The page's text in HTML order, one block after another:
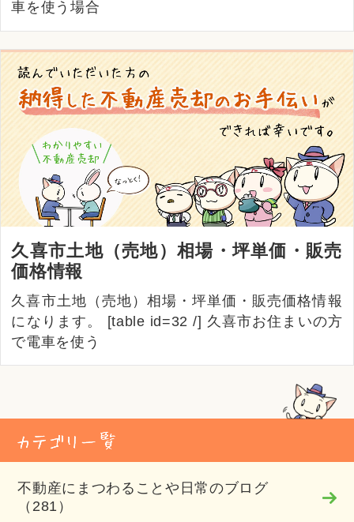
車を使う場合
久喜市土地（売地）相場・坪単価・販売
価格情報
久喜市土地（売地）相場・坪単価・販売価格情報
になります。 [table id=32 /] 久喜市お住まいの方
で電車を使う
不動産にまつわることや日常のブログ
（281）